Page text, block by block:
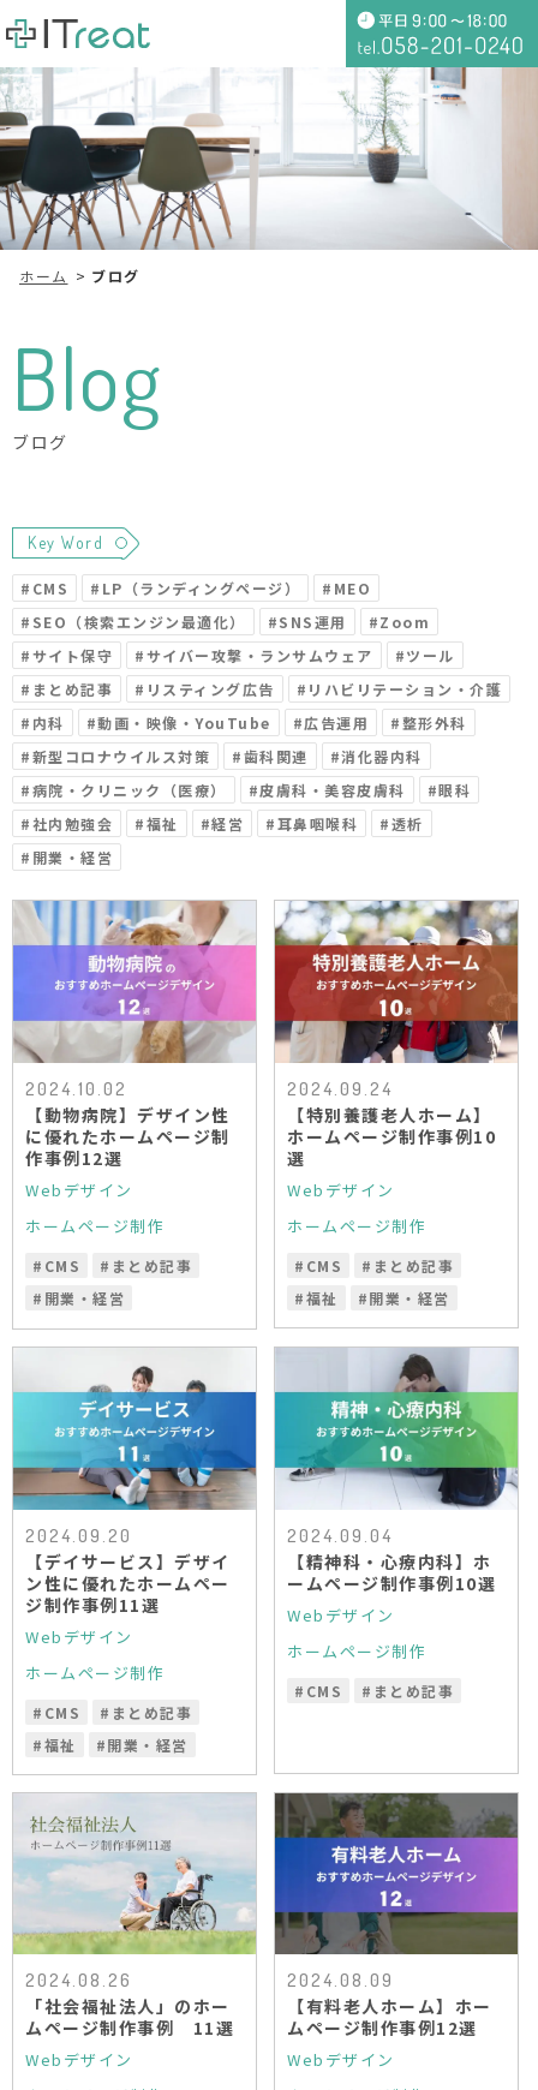
ホーム ブログ
Blog
ブログ
Key Word
# CMS # LP（ランディングページ） # MEO
# SEO（検索エンジン最適化） #SNS運用 #Zoom
#サイト保守 #サイバー攻撃・ランサムウェア #ツール
# まとめ記事 # リスティング広告 # リハビリテーション・介護
# 内科 #動画・映像・YouTube #広告運用 #整形外科
#新型コロナウイルス対策 #歯科関連 #消化器内科
#病院・クリニック（医療） #皮膚科・美容皮膚科 #眼科
#社内勉強会 #福祉 #経営 #耳鼻咽喉科 #透析
# 開業・経営
2024.10.02
【動物病院】デザイン性
に優れたホームページ制
作事例12選
Webデザイン
ホームページ制作
# CMS # まとめ記事
# 開業・経営
2024.09.24
【特別養護老人ホーム】
ホームページ制作事例10
選
Webデザイン
ホームページ制作
# CMS # まとめ記事
#福祉 #開業・経営
2024.09.20
【デイサービス】デザイ
ン性に優れたホームペー
ジ制作事例11選
Webデザイン
ホームページ制作
# CMS # まとめ記事
#福祉 #開業・経営
2024.09.04
【精神科・心療内科】ホ
ームページ制作事例10選
Webデザイン
ホームページ制作
# CMS # まとめ記事
2024.08.26
「社会福祉法人」のホー
ムページ制作事例 11選
Webデザイン
2024.08.09
【有料老人ホーム】ホー
ムページ制作事例12選
Webデザイン